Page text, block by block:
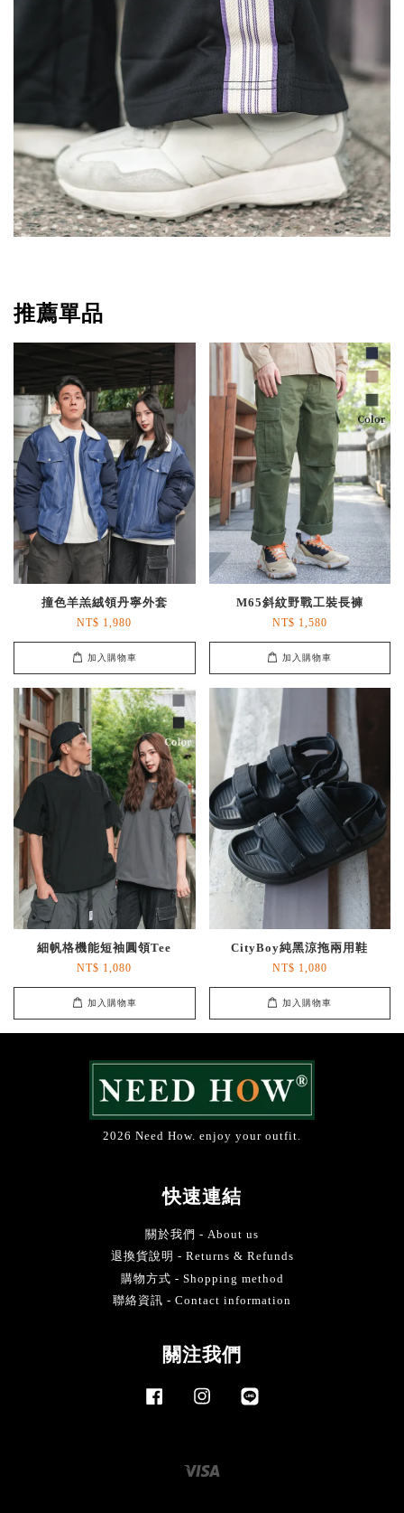
推薦單品
撞色羊羔絨領丹寧外套
NT$ 1,980
加入購物車
M65斜紋野戰工裝長褲
NT$ 1,580
加入購物車
細帆格機能短袖圓領Tee
NT$ 1,080
加入購物車
CityBoy純黑涼拖兩用鞋
NT$ 1,080
加入購物車
2026 Need How. enjoy your outfit.
快速連結
關於我們 - About us
退換貨說明 - Returns & Refunds
購物方式 - Shopping method
聯絡資訊 - Contact information
關注我們
Facebook Instagram